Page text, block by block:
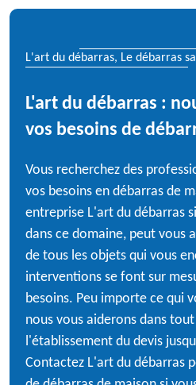
L'art du débarras, Le débarras
L'art du débarras :
vos besoins de
Vous recherchez des
vos besoins en débarras de
entreprise L'art du débarras
dans ce domaine, peut vous
de tous les objets qui vous
interventions se font sur
besoins. Peu importe ce qui
nous vous aiderons dans
l'établissement du devis
Contactez L'art du débarras